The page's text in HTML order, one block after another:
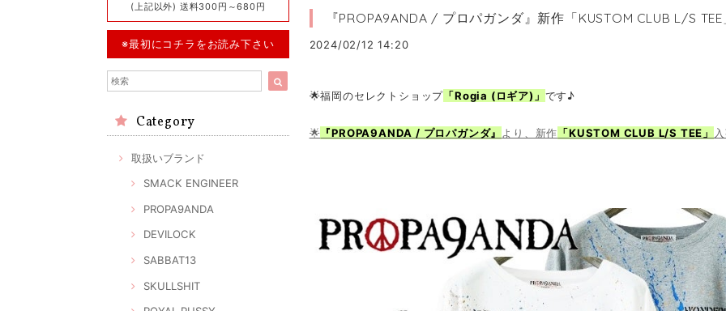
(上記以外) 送料300円～680円
※最初にコチラをお読み下さい
Category
取扱いブランド
SMACK ENGINEER
PROPA9ANDA
DEVILOCK
SABBAT13
SKULLSHIT
『PROPA9ANDA / プロパガンダ』新作「KUSTOM CLUB L/S
2024/02/12 14:20
🌟福岡のセレクトショップ 「Rogia (ロギア)」 です♪
🌟 『PROPA9ANDA / プロパガンダ』 より、新作 「KUSTOM CLUB L/S TEE」